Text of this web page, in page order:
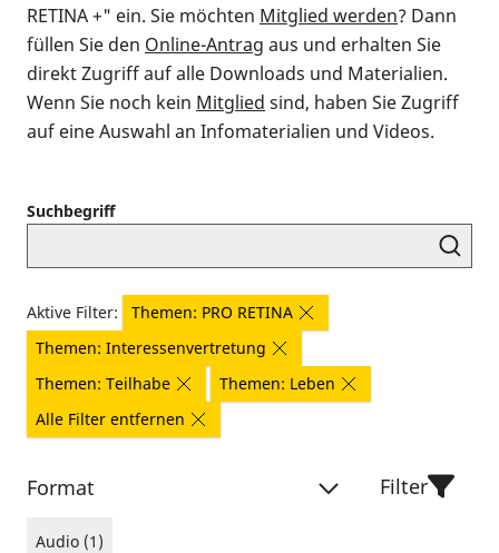
RETINA +" ein. Sie möchten Mitglied werden? Dann
füllen Sie den Online-Antrag aus und erhalten Sie
direkt Zugriff auf alle Downloads und Materialien.
Wenn Sie noch kein Mitglied sind, haben Sie Zugriff
auf eine Auswahl an Infomaterialien und Videos.
Suchbegriff
Aktive Filter:
Themen: PRO RETINA
Themen: Interessenvertretung
Themen: Teilhabe
Themen: Leben
Alle Filter entfernen
Format
Audio (1)
Filter